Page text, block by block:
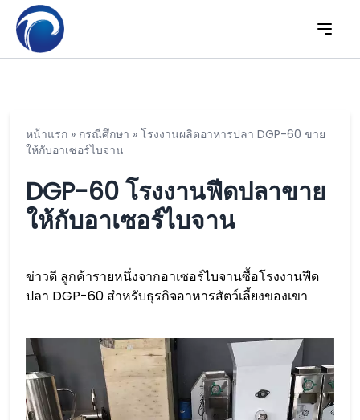
หน้าแรก » กรณีศึกษา » โรงงานผลิตอาหารปลา DGP-60 ขาย
ให้กับอาเซอร์ไบจาน
DGP-60 โรงงานฟีดปลาขาย
ให้กับอาเซอร์ไบจาน
ข่าวดี ลูกค้ารายหนึ่งจากอาเซอร์ไบจานซื้อโรงงานฟีด
ปลา DGP-60 สำหรับธุรกิจอาหารสัตว์เลี้ยงของเขา